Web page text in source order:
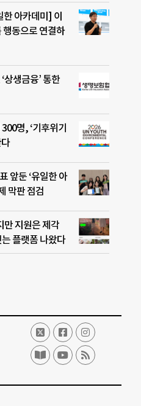
아카데미] 이
행동으로 연결하
상생금융’ 통한
명, ‘기후위기
앞둔 ‘유일한 아
막판 점검
만 지원은 제각
플랫폼 나왔다